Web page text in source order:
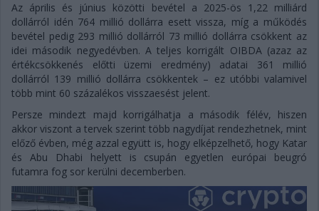
Az április és június közötti bevétel a 2025-ös 1,22 milliárd
dollárról idén 764 millió dollárra esett vissza, míg a működés
bevétel pedig 293 millió dollárról 73 millió dollárra csökkent az
idei második negyedévben. A teljes korrigált OIBDA (azaz az
értékcsökkenés előtti üzemi eredmény) adatai 361 millió
dollárról 139 millió dollárra csökkentek – ez utóbbi valamivel
több mint 60 százalékos visszaesést jelent.
Persze mindezt majd korrigálhatja a második félév, hiszen
akkor viszont a tervek szerint több nagydíjat rendezhetnek, mint
előző évben, még azzal együtt is, hogy elképzelhető, hogy Katar
és Abu Dhabi helyett is csupán egyetlen európai beugró
futamra fog sor kerülni decemberben.